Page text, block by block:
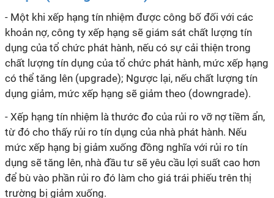
- Một khi xếp hạng tín nhiệm được công bố đối với các
khoản nợ, công ty xếp hạng sẽ giám sát chất lượng tín
dụng của tổ chức phát hành, nếu có sự cải thiện trong
chất lượng tín dụng của tổ chức phát hành, mức xếp hạng
có thể tăng lên (upgrade); Ngược lại, nếu chất lượng tín
dụng giảm, mức xếp hạng sẽ giảm theo (downgrade).
- Xếp hạng tín nhiệm là thước đo của rủi ro vỡ nợ tiềm ẩn,
từ đó cho thấy rủi ro tín dụng của nhà phát hành. Nếu
mức xếp hạng bị giảm xuống đồng nghĩa với rủi ro tín
dụng sẽ tăng lên, nhà đầu tư sẽ yêu cầu lợi suất cao hơn
để bù vào phần rủi ro đó làm cho giá trái phiếu trên thị
trường bị giảm xuống.